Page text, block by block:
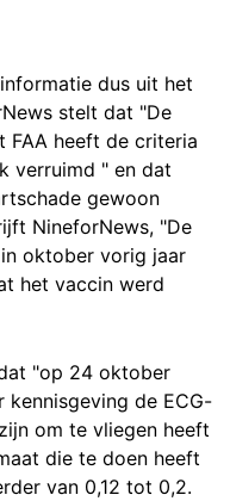
dus uit het
stelt dat "De
FAA heeft de criteria
verruimd " en dat
gewoon
NineforNews, "De
oktober vorig jaar
het vaccin werd
"op 24 oktober
kennisgeving de ECG-
om te vliegen heeft
die te doen heeft
van 0,12 tot 0,2.